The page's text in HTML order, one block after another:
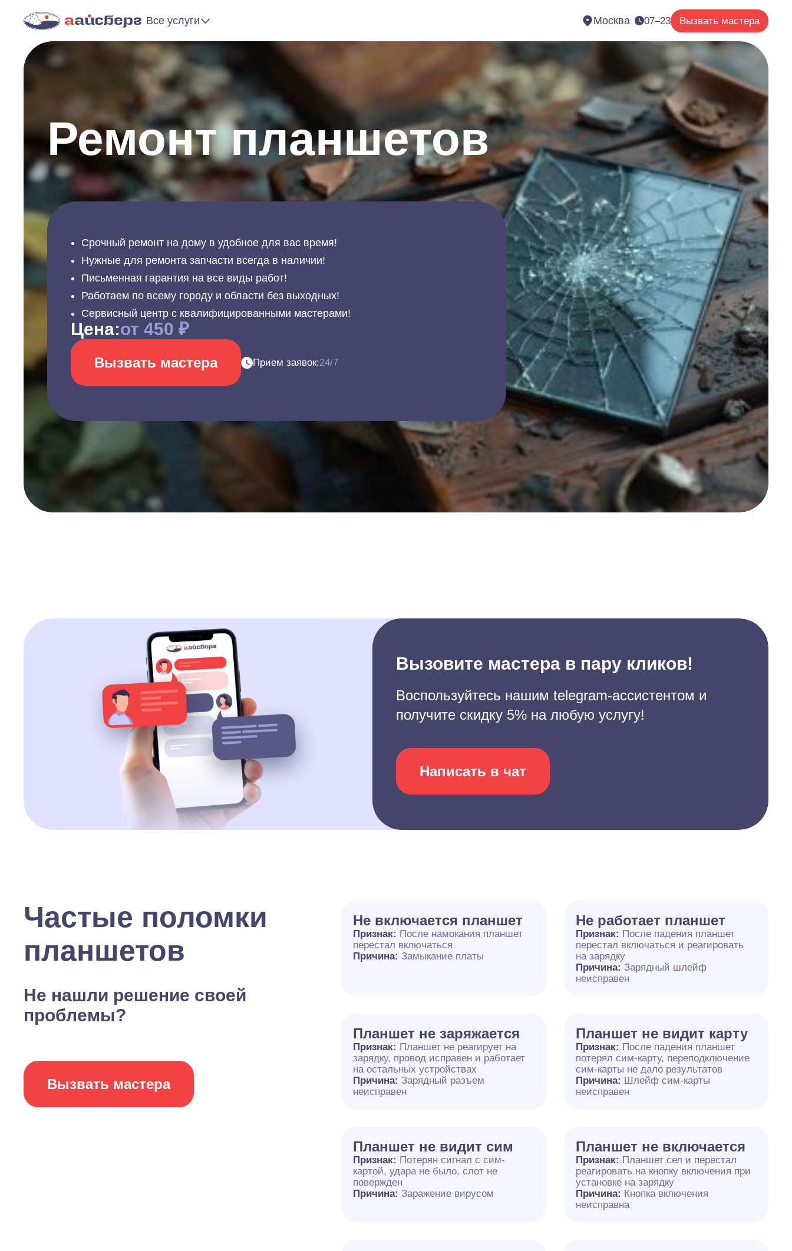
Все услуги Москва 07–23 Вызвать мастера
Ремонт планшетов
Срочный ремонт на дому в удобное для вас время!
Нужные для ремонта запчасти всегда в наличии!
Письменная гарантия на все виды работ!
Работаем по всему городу и области без выходных!
Сервисный центр с квалифицированными мастерами!
Цена:от 450 ₽
Вызвать мастера Прием заявок:24/7
Вызовите мастера в пару кликов!
Воспользуйтесь нашим telegram-ассистентом и
получите скидку 5% на любую услугу!
Написать в чат
Частые поломки
планшетов
Не нашли решение своей
проблемы?
Вызвать мастера
Не включается планшет
Признак: После намокания планшет
перестал включаться
Причина: Замыкание платы
Не работает планшет
Признак: После падения планшет
перестал включаться и реагировать
на зарядку
Причина: Зарядный шлейф
неисправен
Планшет не заряжается
Признак: Планшет не реагирует на
зарядку, провод исправен и работает
на остальных устройствах
Причина: Зарядный разъем
неисправен
Планшет не видит карту
Признак: После падения планшет
потерял сим-карту, переподключение
сим-карты не дало результатов
Причина: Шлейф сим-карты
неисправен
Планшет не видит сим
Признак: Потерян сигнал с сим-
картой, удара не было, слот не
повержден
Причина: Заражение вирусом
Планшет не включается
Признак: Планшет сел и перестал
реагировать на кнопку включения при
установке на зарядку
Причина: Кнопка включения
неисправна